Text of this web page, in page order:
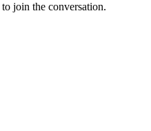
to join the conversation.